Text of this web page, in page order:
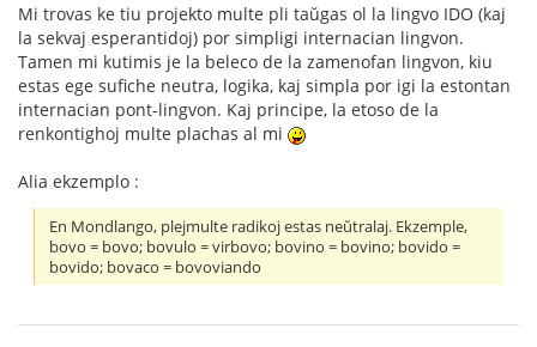
Mi trovas ke tiu projekto multe pli taŭgas ol la lingvo IDO (kaj
la sekvaj esperantidoj) por simpligi internacian lingvon.
Tamen mi kutimis je la beleco de la zamenofan lingvon, kiu
estas ege sufiche neutra, logika, kaj simpla por igi la estontan
internacian pont-lingvon. Kaj principe, la etoso de la
renkontighoj multe plachas al mi
Alia ekzemplo :
En Mondlango, plejmulte radikoj estas neŭtralaj. Ekzemple,
bovo = bovo; bovulo = virbovo; bovino = bovino; bovido =
bovido; bovaco = bovoviando